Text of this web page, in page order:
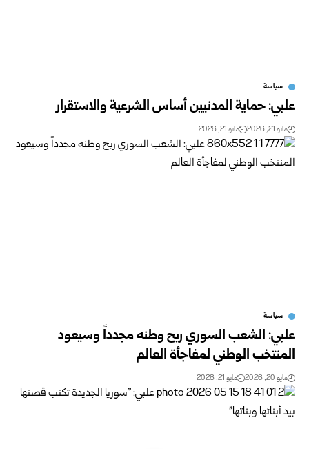
سياسة
علبي: حماية المدنيين أساس الشرعية والاستقرار
مايو 21, 2026 مايو 21, 2026
سياسة
علبي: الشعب السوري ربح وطنه مجدداً وسيعود
المنتخب الوطني لمفاجأة العالم ‏
مايو 20, 2026 مايو 21, 2026